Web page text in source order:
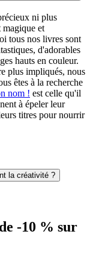
ni plus
et
tous nos livres sont
d'adorables
hauts en couleur.
plus impliqués, nous
êtes à la recherche
nom ! est celle qu'il
à épeler leur
titres pour nourrir
la créativité ?
-10 % sur